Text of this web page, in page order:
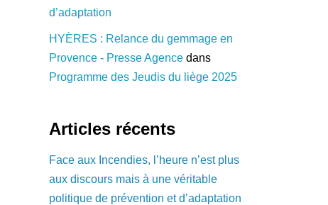
d’adaptation
HYÈRES : Relance du gemmage en
Provence - Presse Agence dans
Programme des Jeudis du liège 2025
Articles récents
Face aux Incendies, l’heure n’est plus
aux discours mais à une véritable
politique de prévention et d’adaptation